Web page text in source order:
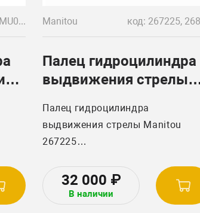
код: 264500, MU007 Manitou
Палец гидроцилиндра
выдвижения стрелы
Палец гидроцилиндра
выдвижения стрелы Manitou
267225
Телескопические MLT, MLT731,
MLT735, Маниту, МЛТ
32 000 ₽
В наличии